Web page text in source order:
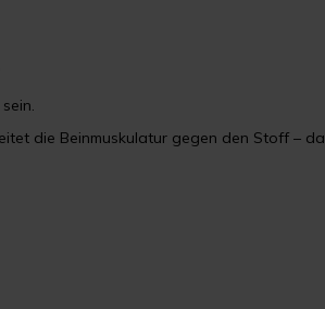
sein.
die Beinmuskulatur gegen den Stoff –